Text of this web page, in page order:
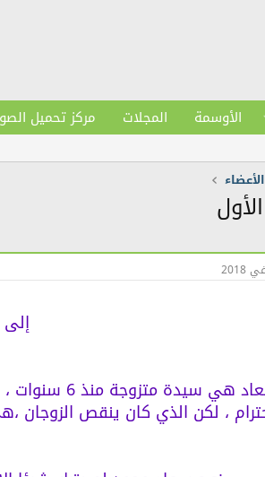
الأوسمة المجلات مركز تحميل
سعاد هي
، لكن الذي كان ينقص الزوجان